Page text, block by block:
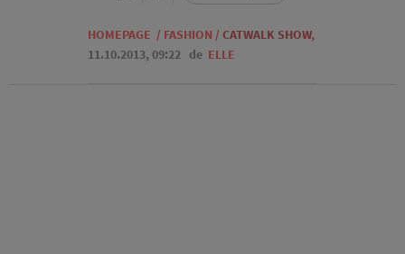
HOMEPAGE / FASHION / CATWALK SHOW,
11.10.2013, 09:22 de ELLE